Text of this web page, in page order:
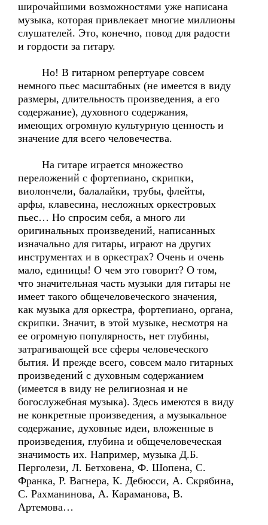
широчайшими возможностями уже написана
музыка, которая привлекает многие миллионы
слушателей. Это, конечно, повод для радости
и гордости за гитару.
Но! В гитарном репертуаре совсем
немного пьес масштабных (не имеется в виду
размеры, длительность произведения, а его
содержание), духовного содержания,
имеющих огромную культурную ценность и
значение для всего человечества.
На гитаре играется множество
переложений с фортепиано, скрипки,
виолончели, балалайки, трубы, флейты,
арфы, клавесина, несложных оркестровых
пьес… Но спросим себя, а много ли
оригинальных произведений, написанных
изначально для гитары, играют на других
инструментах и в оркестрах? Очень и очень
мало, единицы! О чем это говорит? О том,
что значительная часть музыки для гитары не
имеет такого общечеловеческого значения,
как музыка для оркестра, фортепиано, органа,
скрипки. Значит, в этой музыке, несмотря на
ее огромную популярность, нет глубины,
затрагивающей все сферы человеческого
бытия. И прежде всего, совсем мало гитарных
произведений с духовным содержанием
(имеется в виду не религиозная и не
богослужебная музыка). Здесь имеются в виду
не конкретные произведения, а музыкальное
содержание, духовные идеи, вложенные в
произведения, глубина и общечеловеческая
значимость их. Например, музыка Д.Б.
Перголези, Л. Бетховена, Ф. Шопена, С.
Франка, Р. Вагнера, К. Дебюсси, А. Скрябина,
С. Рахманинова, А. Караманова, В.
Артемова…